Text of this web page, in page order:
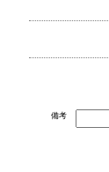
備考